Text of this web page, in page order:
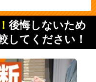
後悔しないため
してください！